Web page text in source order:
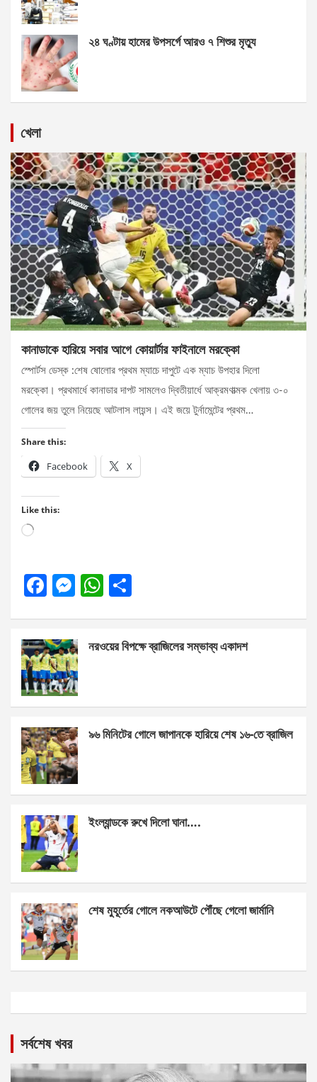
২৪ ঘণ্টায় হামের উপসর্গে আরও ৭ শিশুর মৃত্যু
খেলা
কানাডাকে হারিয়ে সবার আগে কোয়ার্টার ফাইনালে মরক্কো
স্পোর্টস ডেস্ক :শেষ ষোলোর প্রথম ম্যাচে দাপুটে এক ম্যাচ উপহার দিলো
মরক্কো। প্রথমার্ধে কানাডার দাপট সামলেও দ্বিতীয়ার্ধে আক্রমণাত্মক খেলায় ৩-০
গোলের জয় তুলে নিয়েছে আটলাস লায়ন্স। এই জয়ে টুর্নামেন্টের প্রথম…
Share this:
Facebook X
Like this:
Loading…
F
b
o
o
k
M
n
g
er
W
s
p
e
নরওয়ের বিপক্ষে ব্রাজিলের সম্ভাব্য একাদশ
৯৬ মিনিটের গোলে জাপানকে হারিয়ে শেষ ১৬-তে ব্রাজিল
ইংল্যান্ডকে রুখে দিলো ঘানা….
শেষ মুহূর্তের গোলে নকআউটে পৌঁছে গেলো জার্মানি
সর্বশেষ খবর